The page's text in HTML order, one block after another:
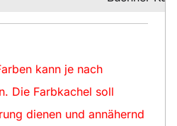
kann je nach
Die Farbkachel soll
dienen und annähernd